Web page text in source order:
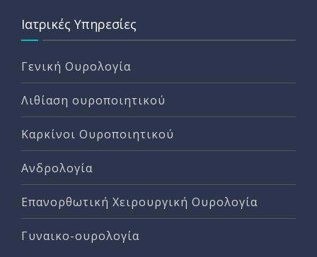
Ιατρικές Υπηρεσίες
Γενική Ουρολογία
Λιθίαση ουροποιητικού
Καρκίνοι Ουροποιητικού
Ανδρολογία
Επανορθωτική Χειρουργική Ουρολογία
Γυναικο-ουρολογία